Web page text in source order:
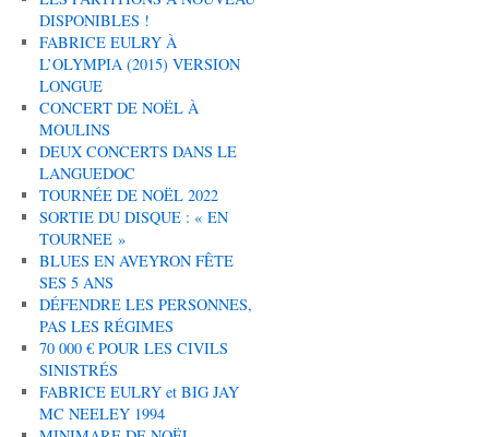
DISPONIBLES !
FABRICE EULRY À
L’OLYMPIA (2015) VERSION
LONGUE
CONCERT DE NOËL À
MOULINS
DEUX CONCERTS DANS LE
LANGUEDOC
TOURNÉE DE NOËL 2022
SORTIE DU DISQUE : « EN
TOURNEE »
BLUES EN AVEYRON FÊTE
SES 5 ANS
DÉFENDRE LES PERSONNES,
PAS LES RÉGIMES
70 000 € POUR LES CIVILS
SINISTRÉS
FABRICE EULRY et BIG JAY
MC NEELEY 1994